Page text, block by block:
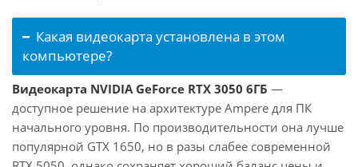
Какая видеокарта установлена в этом
компьютере?
Видеокарта NVIDIA GeForce RTX 3050 6ГБ —
доступное решение на архитектуре Ampere для ПК
начального уровня. По производительности она лучше
популярной GTX 1650, но в разы слабее современной